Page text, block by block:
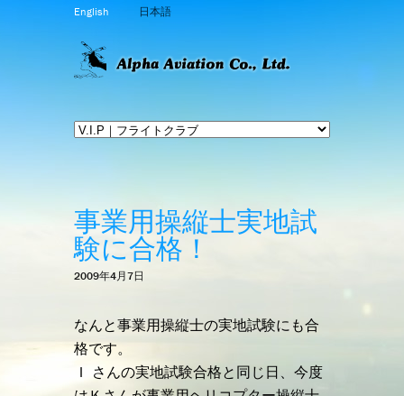
English 日本語
事業用操縦士実地試
験に合格！
2009年4月7日
なんと事業用操縦士の実地試験にも合
格です。
Ｉ さんの実地試験合格と同じ日、今度